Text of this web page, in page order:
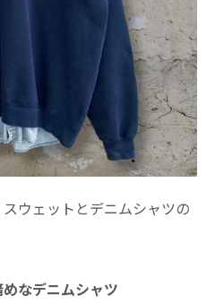
ウェットとデニムシャツの
なデニムシャツ